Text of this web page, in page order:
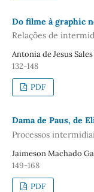
Do filme à graphic
Relações de
Antonia de Jesus
132-148
PDF
Dama de Paus, de
Processos
Jaimeson Machado
149-168
PDF